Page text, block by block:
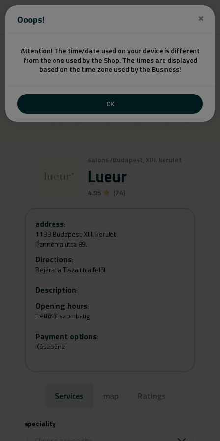
Ooops!
Attention! The time/date used on your device is different
from the one used by the Shop. The times are displayed
based on the time zone used by the Business!
OK
salons /Budapest, XIII. kerület
Lueur
4.95 (74)
address:
1133 Budapest, XIII. kerület
Pannónia utca 89.
Directions:
Bejárat a Tisza utca felől
Description:
Opening hours:
Hétfőtől szombatig
Payment options:
Készpénz
Services map Ratings
speciality